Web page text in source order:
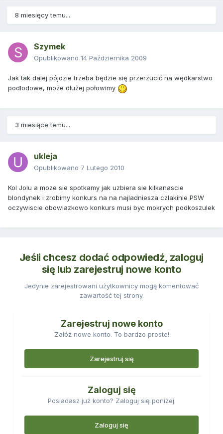
8 miesięcy temu...
Szymek
Opublikowano 14 Października 2009
Jak tak dalej pójdzie trzeba będzie się przerzucić na wędkarstwo
podlodowe, może dłużej połowimy
3 miesiące temu...
ukleja
Opublikowano 7 Lutego 2010
Kol Jolu a moze sie spotkamy jak uzbiera sie kilkanascie
blondynek i zrobimy konkurs na na najladniesza czlakinie PSW
oczywiscie obowiazkowo konkurs musi byc mokrych podkoszulek
Jeśli chcesz dodać odpowiedź, zaloguj
się lub zarejestruj nowe konto
Jedynie zarejestrowani użytkownicy mogą komentować
zawartość tej strony.
Zarejestruj nowe konto
Załóż nowe konto. To bardzo proste!
Zarejestruj się
Zaloguj się
Posiadasz już konto? Zaloguj się poniżej.
Zaloguj się